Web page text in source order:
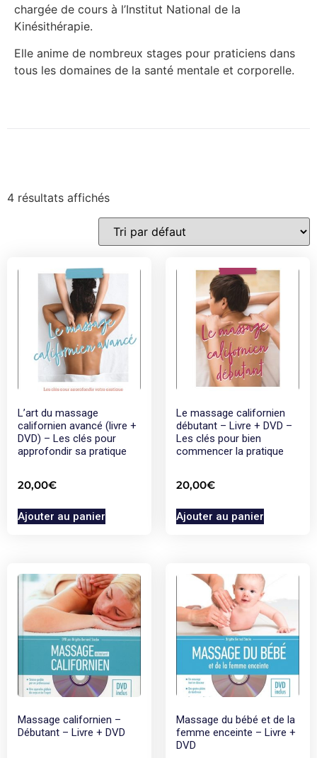
chargée de cours à l’Institut National de la
Kinésithérapie.
Elle anime de nombreux stages pour praticiens dans
tous les domaines de la santé mentale et corporelle.
4 résultats affichés
L’art du massage
californien avancé (livre +
DVD) – Les clés pour
approfondir sa pratique
20,00€
Ajouter au panier
Le massage californien
débutant – Livre + DVD –
Les clés pour bien
commencer la pratique
20,00€
Ajouter au panier
Massage californien –
Débutant – Livre + DVD
Massage du bébé et de la
femme enceinte – Livre +
DVD